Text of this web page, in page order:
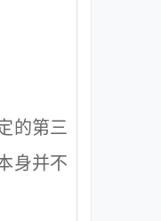
的第三
身并不